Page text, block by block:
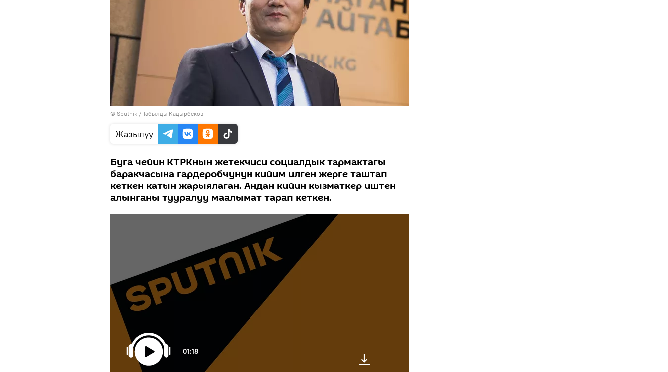
© Sputnik / Табылды Кадырбеков
Жазылуу
Буга чейин КТРКнын жетекчиси социалдык тармактагы
баракчасына гардеробчунун кийим илген жерге таштап
кеткен катын жарыялаган. Андан кийин кызматкер иштен
алынганы тууралуу маалымат тарап кеткен.
01:18